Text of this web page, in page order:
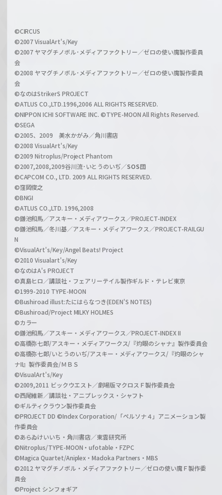
a
r
z
i
l
h
a
n
l
©CIRCUS
©2007 VisualArt's/Key
©2007 ヤマグチノボル･メディアファクトリー／ゼロの使い魔製作委員
会
©2008 ヤマグチノボル･メディアファクトリー／ゼロの使い魔製作委員
会
©なのはStrikerS PROJECT
©ATLUS CO.,LTD.1996,2006 ALL RIGHTS RESERVED.
©NIPPON ICHI SOFTWARE INC. ©TYPE-MOON All Rights Reserved.
©SEGA
©2005、2009 美水かがみ／角川書店
©2008 VisualArt's/Key
©2009 Nitroplus/Project Phantom
©2007,2008,2009谷川流･いとうのいぢ／SOS団
©CAPCOM CO., LTD. 2009 ALL RIGHTS RESERVED.
©窪岡俊之
©BNGI
©ATLUS CO.,LTD. 1996,2008
©鎌池和馬／アスキー・メディアワークス／PROJECT-INDEX
©鎌池和馬／冬川基／アスキー・メディアワークス／PROJECT-RAILGU
N
©VisualArt's/Key/Angel Beats! Project
©2010 Visualart's/Key
©なのはA's PROJECT
©真島ヒロ／講談社・フェアリーテイル製作ギルド・テレビ東京
©1999-2010 TYPE-MOON
©Bushiroad illust:たにはらなつき(EDEN'S NOTES)
©Bushiroad/Project MILKY HOLMES
©カラー
©鎌池和馬／アスキー・メディアワークス／PROJECT-INDEX II
©高橋弥七郎/アスキー・メディアワークス/『灼眼のシャナ』製作委員会
©高橋弥七郎/いとうのいぢ/アスキー・メディアワークス/『灼眼のシャ
ナII』製作委員会/ＭＢＳ
©VisualArt's/Key
©2009,2011 ビックウエスト／劇場版マクロスＦ製作委員会
©西尾維新／講談社・アニプレックス・シャフト
©ギルティクラウン製作委員会
©PROJECT DD ©Index Corporation/「ペルソナ４」アニメーション製
作委員会
©あらゐけいいち・角川書店／東雲研究所
©Nitroplus/TYPE-MOON・ufotable・FZPC
©Magica Quartet/Aniplex・Madoka Partners・MBS
©2012 ヤマグチノボル・メディアファクトリー／ゼロの使い魔Ｆ製作委
員会
©Project シンフォギア